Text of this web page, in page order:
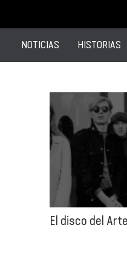
NOTICIAS HISTORIAS
El disco del